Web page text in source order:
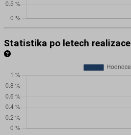
Statistika po letech realizace